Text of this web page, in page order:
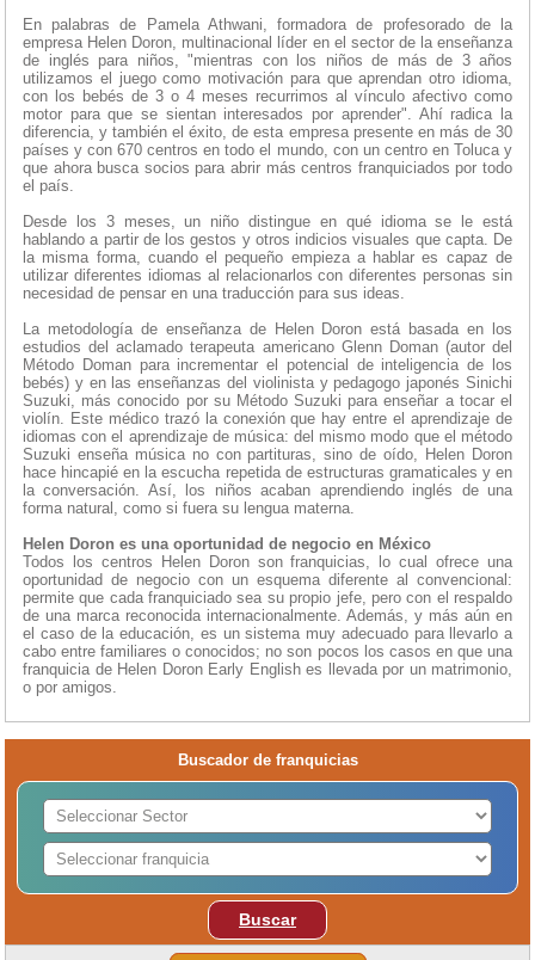
En palabras de Pamela Athwani, formadora de profesorado de la
empresa Helen Doron, multinacional líder en el sector de la enseñanza
de inglés para niños, "mientras con los niños de más de 3 años
utilizamos el juego como motivación para que aprendan otro idioma,
con los bebés de 3 o 4 meses recurrimos al vínculo afectivo como
motor para que se sientan interesados por aprender". Ahí radica la
diferencia, y también el éxito, de esta empresa presente en más de 30
países y con 670 centros en todo el mundo, con un centro en Toluca y
que ahora busca socios para abrir más centros franquiciados por todo
el país.
Desde los 3 meses, un niño distingue en qué idioma se le está
hablando a partir de los gestos y otros indicios visuales que capta. De
la misma forma, cuando el pequeño empieza a hablar es capaz de
utilizar diferentes idiomas al relacionarlos con diferentes personas sin
necesidad de pensar en una traducción para sus ideas.
La metodología de enseñanza de Helen Doron está basada en los
estudios del aclamado terapeuta americano Glenn Doman (autor del
Método Doman para incrementar el potencial de inteligencia de los
bebés) y en las enseñanzas del violinista y pedagogo japonés Sinichi
Suzuki, más conocido por su Método Suzuki para enseñar a tocar el
violín. Este médico trazó la conexión que hay entre el aprendizaje de
idiomas con el aprendizaje de música: del mismo modo que el método
Suzuki enseña música no con partituras, sino de oído, Helen Doron
hace hincapié en la escucha repetida de estructuras gramaticales y en
la conversación. Así, los niños acaban aprendiendo inglés de una
forma natural, como si fuera su lengua materna.
Helen Doron es una oportunidad de negocio en México
Todos los centros Helen Doron son franquicias, lo cual ofrece una
oportunidad de negocio con un esquema diferente al convencional:
permite que cada franquiciado sea su propio jefe, pero con el respaldo
de una marca reconocida internacionalmente. Además, y más aún en
el caso de la educación, es un sistema muy adecuado para llevarlo a
cabo entre familiares o conocidos; no son pocos los casos en que una
franquicia de Helen Doron Early English es llevada por un matrimonio,
o por amigos.
Buscador de franquicias
Buscar